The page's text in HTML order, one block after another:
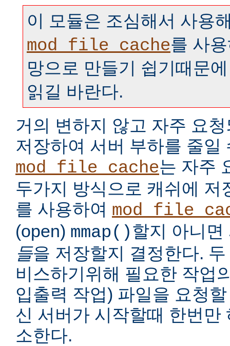
이 모듈은 조심해서 사용
mod_file_cache를 사
망으로 만들기 쉽기때문
읽길 바란다.
거의 변하지 않고 자주 요
저장하여 서버 부하를 줄일
mod_file_cache는 자주
두가지 방식으로 캐쉬에 저
를 사용하여
(open) mmap()할지 아니
들을 저장할지 결정한다.
비스하기위해 필요한 작업
입출력 작업) 파일을 요청
신 서버가 시작할때 한번만
소한다.